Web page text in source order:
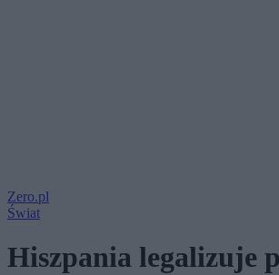
Zero.pl
Świat
Hiszpania legalizuje